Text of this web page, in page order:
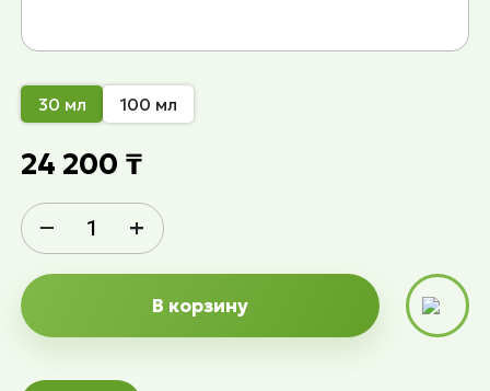
30 мл 100 мл
24 200 ₸
− +
В корзину